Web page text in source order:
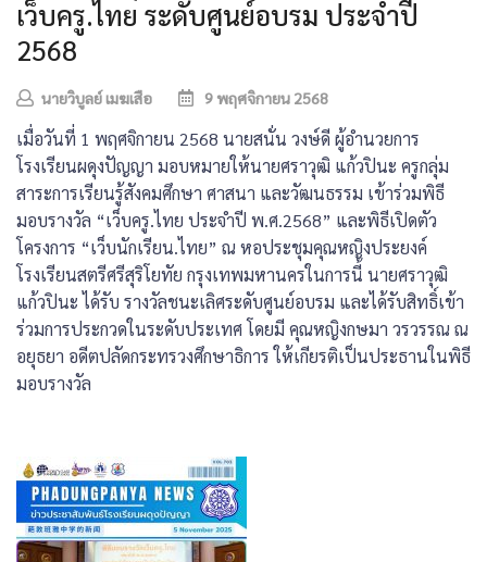
เว็บครู.ไทย ระดับศูนย์อบรม ประจำปี
2568
นายวิบูลย์ เมฆเสือ 9 พฤศจิกายน 2568
เมื่อวันที่ 1 พฤศจิกายน 2568 นายสนั่น วงษ์ดี ผู้อำนวยการ
โรงเรียนผดุงปัญญา มอบหมายให้นายศราวุฒิ แก้วปินะ ครูกลุ่ม
สาระการเรียนรู้สังคมศึกษา ศาสนา และวัฒนธรรม เข้าร่วมพิธี
มอบรางวัล “เว็บครู.ไทย ประจำปี พ.ศ.2568” และพิธีเปิดตัว
โครงการ “เว็บนักเรียน.ไทย” ณ หอประชุมคุณหญิงประยงค์
โรงเรียนสตรีศรีสุริโยทัย กรุงเทพมหานครในการนี้ นายศราวุฒิ
แก้วปินะ ได้รับ รางวัลชนะเลิศระดับศูนย์อบรม และได้รับสิทธิ์เข้า
ร่วมการประกวดในระดับประเทศ โดยมี คุณหญิงกษมา วรวรรณ ณ
อยุธยา อดีตปลัดกระทรวงศึกษาธิการ ให้เกียรติเป็นประธานในพิธี
มอบรางวัล